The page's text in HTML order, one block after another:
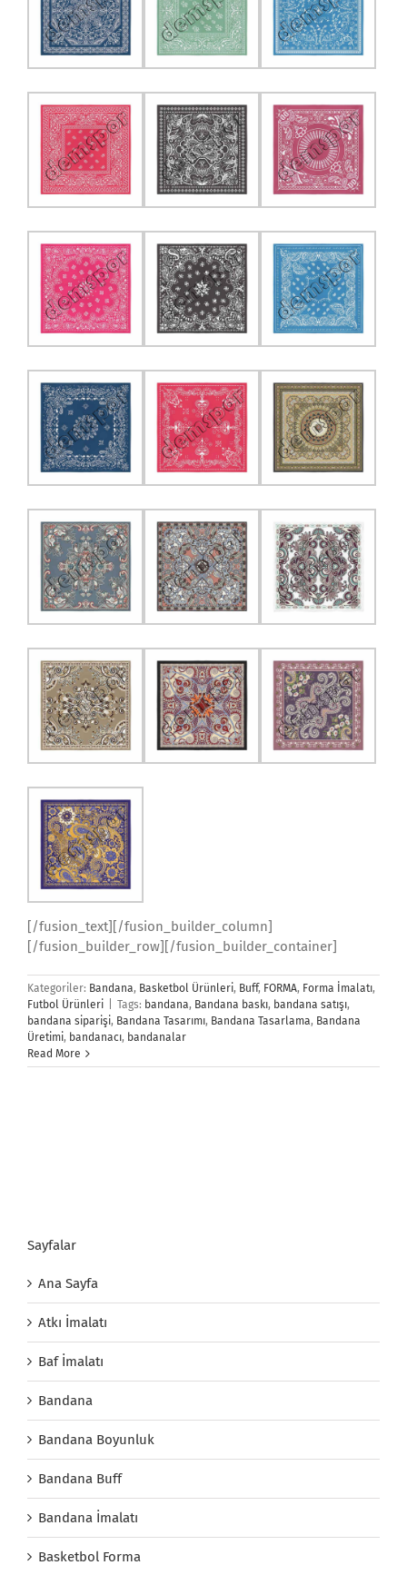
[/fusion_text][/fusion_builder_column]
[/fusion_builder_row][/fusion_builder_container]
Kategoriler: Bandana, Basketbol Ürünleri, Buff, FORMA, Forma İmalatı,
Futbol Ürünleri
Tags: bandana, Bandana baskı, bandana satışı,
bandana siparişi, Bandana Tasarımı, Bandana Tasarlama, Bandana
Üretimi, bandanacı, bandanalar
Read More
Sayfalar
Ana Sayfa
Atkı İmalatı
Baf İmalatı
Bandana
Bandana Boyunluk
Bandana Buff
Bandana İmalatı
Basketbol Forma